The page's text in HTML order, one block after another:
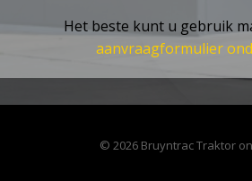
Het beste kunt u gebruik
aanvraagformulier
© 2026 Bruyntrac Traktor